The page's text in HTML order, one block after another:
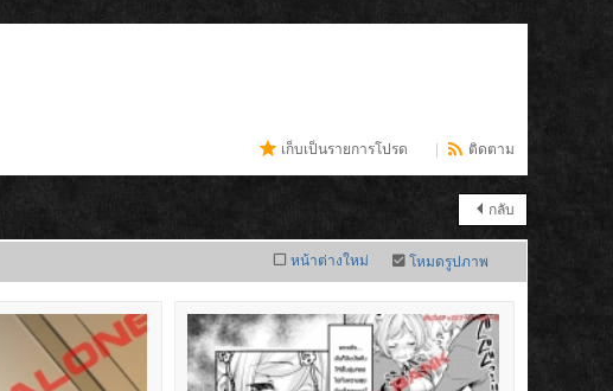
เก็บเป็นรายการโปรด ติดตาม
กลับ
หน้าต่างใหม่ โหมดรูปภาพ